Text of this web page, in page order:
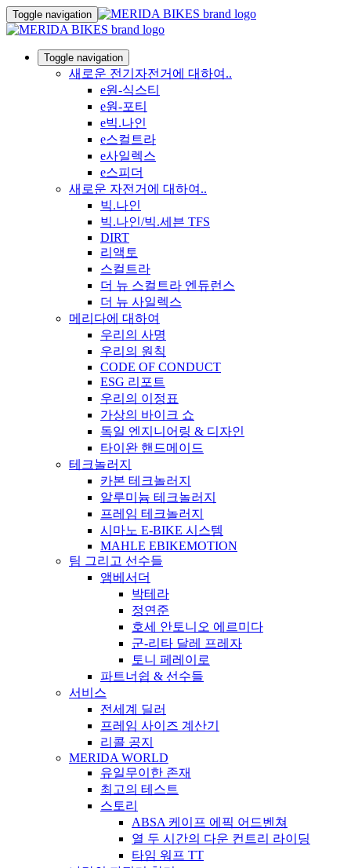
Toggle navigation
Toggle navigation
새로운 전기자전거에 대하여..
e원-식스티
e원-포티
e빅.나인
e스컬트라
e사일렉스
e스피더
새로운 자전거에 대하여..
빅.나인
빅.나인/빅.세븐 TFS
DIRT
리액토
스컬트라
더 뉴 스컬트라 엔듀런스
더 뉴 사일렉스
메리다에 대하여
우리의 사명
우리의 원칙
CODE OF CONDUCT
ESG 리포트
우리의 이정표
가상의 바이크 쇼
독일 엔지니어링 & 디자인
타이완 핸드메이드
테크놀러지
카본 테크놀러지
알루미늄 테크놀러지
프레임 테크놀러지
시마노 E-BIKE 시스템
MAHLE EBIKEMOTION
팀 그리고 선수들
앰베서더
박테라
정연준
호세 안토니오 에르미다
군-리타 달레 프레자
토니 페레이로
파트너쉽 & 선수들
서비스
전세계 딜러
프레임 사이즈 계산기
리콜 공지
MERIDA WORLD
유일무이한 존재
최고의 테스트
스토리
ABSA 케이프 에픽 어드벤쳐
열 두 시간의 다운 컨트리 라이딩
타임 워프 TT